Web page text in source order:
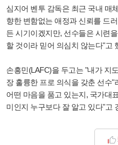
심지어 벤투 감독은 최근 국내 매
향한 변함없는 애정과 신뢰를 드
든 시기이겠지만, 선수들은 시련
할 것이라 믿어 의심치 않는다"고
손흥민(LAFC)을 두고는 "내가 지
장 훌륭한 프로 의식을 갖춘 선수
어떤 마음을 품고 있는지, 국가대
미인지 누구보다 잘 알고 있다"고